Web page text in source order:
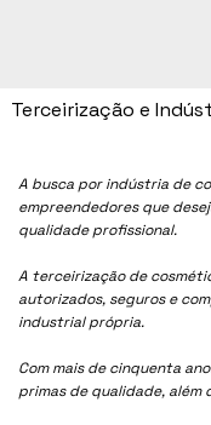
A busca por indústria de
empreendedores que
qualidade profissional.
A terceirização de
autorizados, seguros e
industrial própria.
Com mais de cinquenta
primas de qualidade, além
Terceirização e